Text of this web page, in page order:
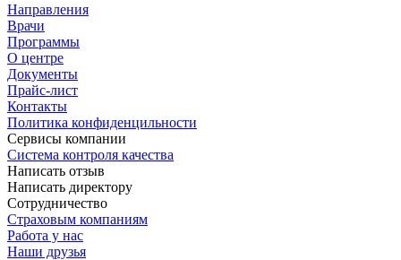
Направления
Врачи
Программы
О центре
Документы
Прайс-лист
Контакты
Политика конфиденцильности
Сервисы компании
Система контроля качества
Написать отзыв
Написать директору
Сотрудничество
Страховым компаниям
Работа у нас
Наши друзья